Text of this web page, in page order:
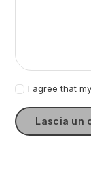
I agree that